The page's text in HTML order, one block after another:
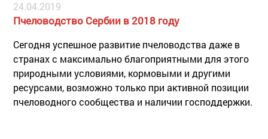
24.04.2019
Пчеловодство Сербии в 2018 году
Сегодня успешное развитие пчеловодства даже в
странах с максимально благоприятными для этого
природными условиями, кормовыми и другими
ресурсами, возможно только при активной позиции
пчеловодного сообщества и наличии господдержки.